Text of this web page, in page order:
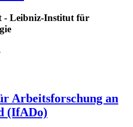
- Leibniz-Institut für
Arbeitsforschung an
(IfADo)